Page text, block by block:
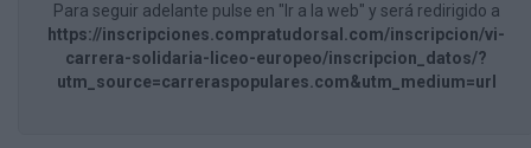
Para seguir adelante pulse en "Ir a la web" y será redirigido a
https://inscripciones.compratudorsal.com/inscripcion/vi-
carrera-solidaria-liceo-europeo/inscripcion_datos/?
utm_source=carreraspopulares.com&utm_medium=url